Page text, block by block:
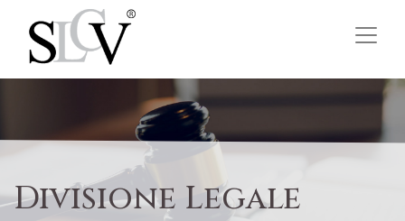
Divisione Legale